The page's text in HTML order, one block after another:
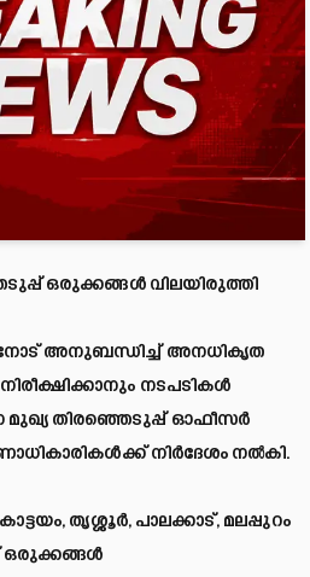
ഒരുക്കങ്ങൾ വിലയിരുത്തി
അനുബന്ധിച്ച് അനധികൃത
നടപടികൾ
മുഖ്യ തിരഞ്ഞെടുപ്പ് ഓഫീസർ
നിർദേശം നൽകി.
തൃശ്ശൂർ, പാലക്കാട്, മലപ്പുറം
ഒരുക്കങ്ങൾ